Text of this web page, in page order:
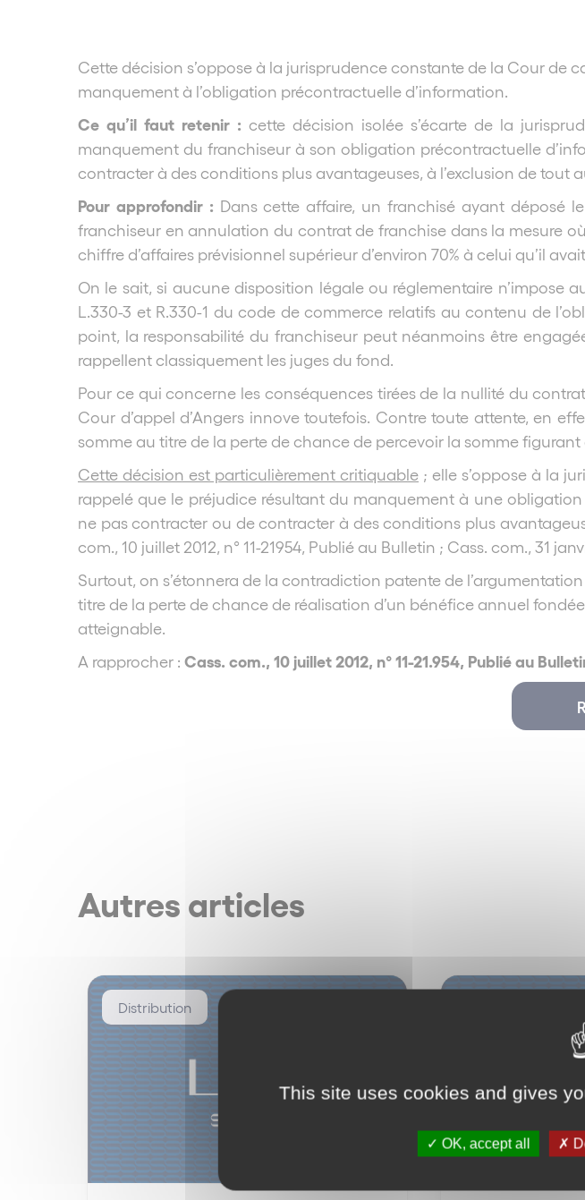
Cette décision s’oppose à la jurisprudence constante de la Cour
manquement à l’obligation précontractuelle d’information.
Ce qu’il faut retenir : cette décision isolée s’écarte de la
manquement du franchiseur à son obligation précontractuelle
contracter à des conditions plus avantageuses, à l’exclusion de tout
Pour approfondir : Dans cette affaire, un franchisé ayant déposé
franchiseur en annulation du contrat de franchise dans la mesure
chiffre d’affaires prévisionnel supérieur d’environ 70% à celui qu’il
On le sait, si aucune disposition légale ou réglementaire n’impose
L.330-3 et R.330-1 du code de commerce relatifs au contenu de
point, la responsabilité du franchiseur peut néanmoins être
rappellent classiquement les juges du fond.
Pour ce qui concerne les conséquences tirées de la nullité du
Cour d’appel d’Angers innove toutefois. Contre toute attente, en
somme au titre de la perte de chance de percevoir la somme figurant
Cette décision est particulièrement critiquable ; elle s’oppose à la
rappelé que le préjudice résultant du manquement à une
ne pas contracter ou de contracter à des conditions plus
com., 10 juillet 2012, n° 11-21954, Publié au Bulletin ; Cass. com., 31
Surtout, on s’étonnera de la contradiction patente de
titre de la perte de chance de réalisation d’un bénéfice annuel
atteignable.
A rapprocher : Cass. com., 10 juillet 2012, n° 11-21.954, Publié au
Autres articles
Distribution
This site uses cookies and gives
OK, accept all